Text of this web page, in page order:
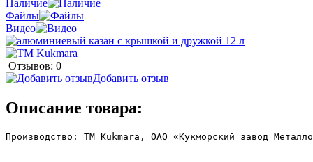
Наличие
Файлы
Видео
Отзывов: 0
Добавить отзыв
Описание товара:
Производство: ТМ Kukmara, ОАО «Кукморский завод